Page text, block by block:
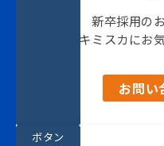
新卒採用の
キミスカにお
お問い
ボタン